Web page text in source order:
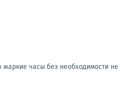
жаркие часы без необходимости не